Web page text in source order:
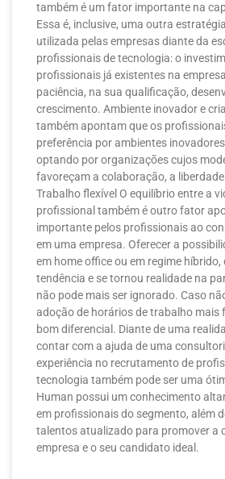
também é um fator importante na
Essa é, inclusive, uma outra
utilizada pelas empresas diante da
profissionais de tecnologia: o
profissionais já existentes na
paciência, na sua qualificação,
crescimento. Ambiente inovador e
também apontam que os
preferência por ambientes
optando por organizações cujos
favoreçam a colaboração, a
Trabalho flexível O equilíbrio entre a
profissional também é outro fator
importante pelos profissionais ao
em uma empresa. Oferecer a
em home office ou em regime híbrido,
tendência e se tornou realidade na
não pode mais ser ignorado. Caso
adoção de horários de trabalho mais
bom diferencial. Diante de uma
contar com a ajuda de uma
experiência no recrutamento de
tecnologia também pode ser uma
Human possui um conhecimento
em profissionais do segmento, além
talentos atualizado para promover a
empresa e o seu candidato ideal.